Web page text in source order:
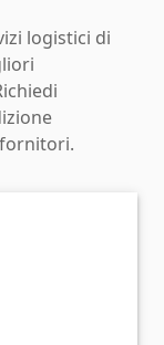
logistici di